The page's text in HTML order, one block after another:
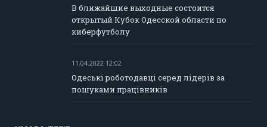
В ближайшие выходные состоится
открытый Кубок Одесской области по
киберфутболу
11.04.2022 12:02
Одеські роботодавці серед лідерів за
пошуками працівників